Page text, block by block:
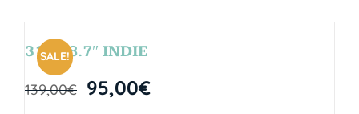
SALE!
31″ x 8.7″ INDIE
139,00€ 95,00€